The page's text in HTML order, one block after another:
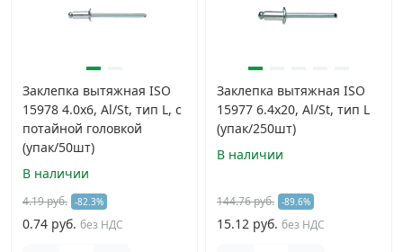
Заклепка вытяжная ISO
15978 4.0х6, Al/St, тип L, с
потайной головкой
(упак/50шт)
В наличии
4.19 руб. -82.3%
0.74 руб. без НДС
Заклепка вытяжная ISO
15977 6.4х20, Al/St, тип L
(упак/250шт)
В наличии
144.76 руб. -89.6%
15.12 руб. без НДС